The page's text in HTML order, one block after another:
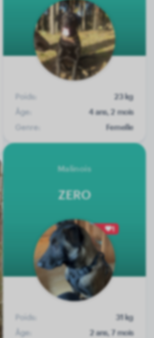
Poids:
23 kg
Âge:
4 ans, 2 mois
Genre:
Femelle
Malinois
ZERO
1
Poids:
31 kg
Âge:
2 ans, 7 mois